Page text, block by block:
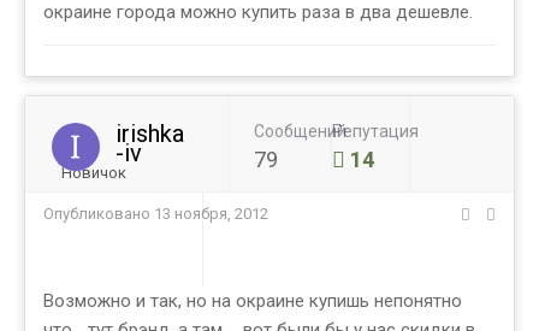
окраине города можно купить раза в два дешевле.
irishka
-iv
Новичок
Сообщений
79
Репутация
14
Опубликовано 13 ноября, 2012
Возможно и так, но на окраине купишь непонятно